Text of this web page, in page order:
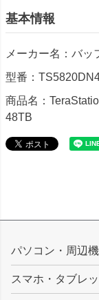
基本情報
メーカー名：バッ
型番：
商品名：
48TB
パソコン・周辺
スマホ・タブレ